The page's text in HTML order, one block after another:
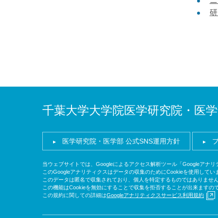
千葉大学大学院医学研究院・医
医学研究院・医学部 公式SNS運用方針
当ウェブサイトでは、Googleによるアクセス解析ツール「Googleアナ
このGoogleアナリティクスはデータの収集のためにCookieを使用してい
このデータは匿名で収集されており、個人を特定するものではありませ
この機能はCookieを無効にすることで収集を拒否することが出来ます
この規約に関しての詳細はGoogleアナリティクスサービス利用規約